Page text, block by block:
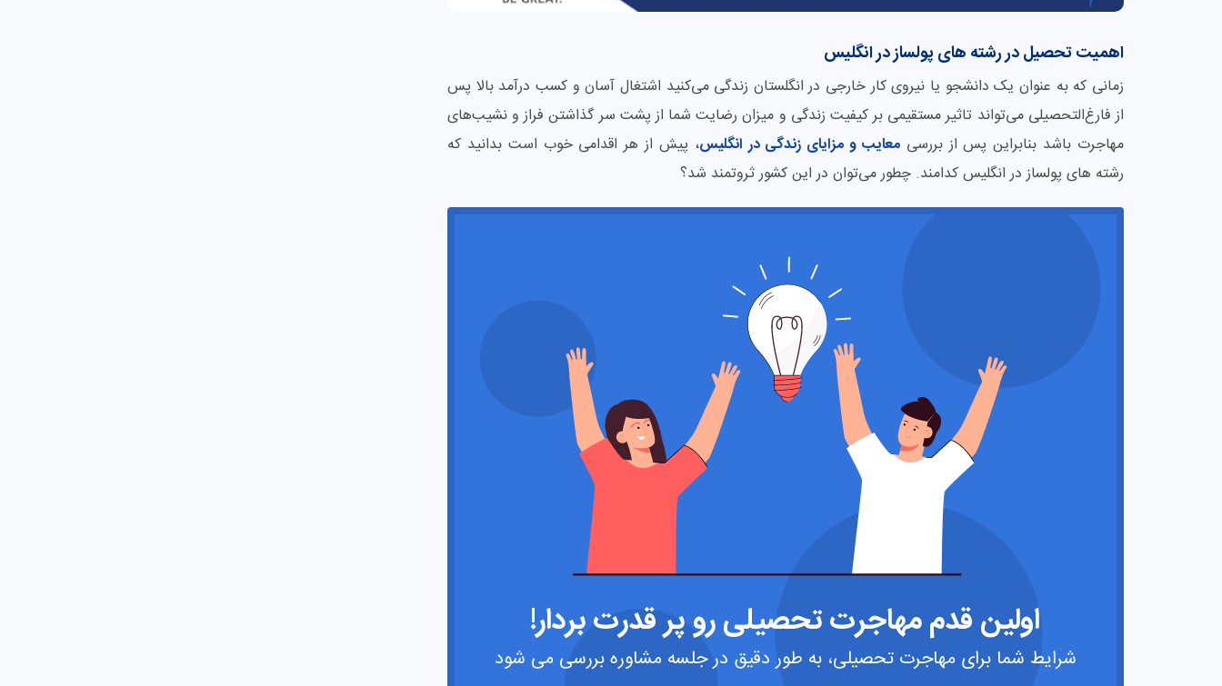
اهمیت تحصیل در رشته های پولساز در انگلیس
زمانی که به عنوان یک دانشجو یا نیروی کار خارجی در انگلستان زندگی می‌کنید اشتغال آسان و کسب درآمد بالا پس
از فارغ‌التحصیلی می‌تواند تاثیر مستقیمی بر کیفیت زندگی و میزان رضایت شما از پشت سر گذاشتن فراز و نشیب‌های
مهاجرت باشد بنابراین پس از بررسیمعایب و مزایای زندگی در انگلیس، پیش از هر اقدامی خوب است بدانید که
رشته های پولساز در انگلیس کدامند. چطور می‌توان در این کشور ثروتمند شد؟
اولین قدم مهاجرت تحصیلی رو پر قدرت بردار!
شرایط شما برای مهاجرت تحصیلی، به طور دقیق در جلسه مشاوره بررسی می شود